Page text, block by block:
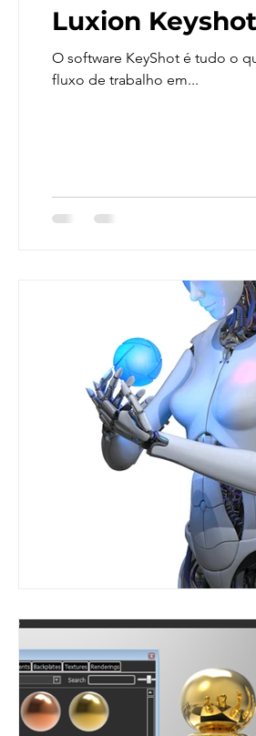
Trabalhos em Andamento Vray
Luxion
O software KeyShot é tudo o
fluxo de trabalho em...